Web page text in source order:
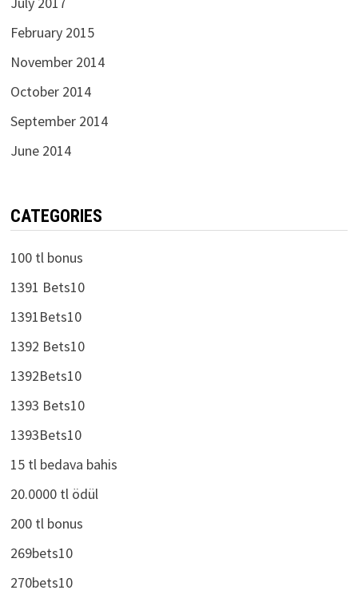
July 2017
February 2015
November 2014
October 2014
September 2014
June 2014
CATEGORIES
100 tl bonus
1391 Bets10
1391Bets10
1392 Bets10
1392Bets10
1393 Bets10
1393Bets10
15 tl bedava bahis
20.0000 tl ödül
200 tl bonus
269bets10
270bets10